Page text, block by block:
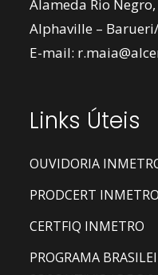
Alameda Rio
Alphaville – Barueri/
E-mail:
Links Úteis
OUVIDORIA
PRODCERT INMETRO
CERTFIQ INMETRO
PROGRAMA